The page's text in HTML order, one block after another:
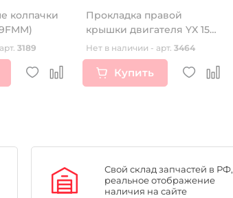
колпачки
3189
Прокладка правой
крышки двигателя YX 150-
160
Нет в наличии - арт. 3464
Купить
Свой склад запчастей в РФ,
реальное отображение
наличия на сайте